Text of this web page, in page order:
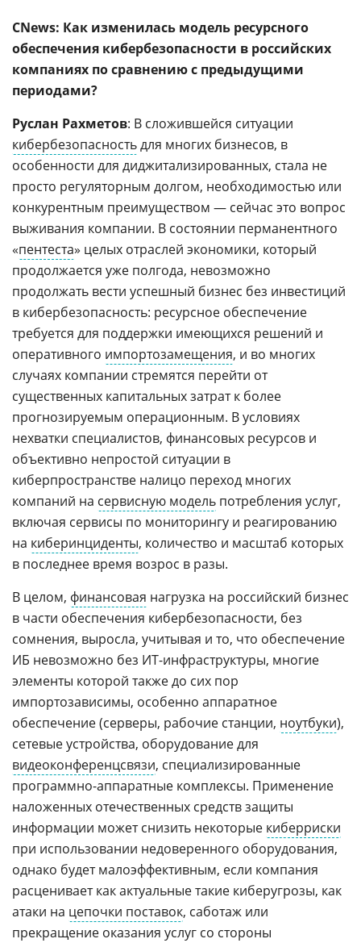
CNews: Как изменилась модель ресурсного
обеспечения кибербезопасности в российских
компаниях по сравнению с предыдущими
периодами?
Руслан Рахметов: В сложившейся ситуации
кибербезопасностьдля многих бизнесов, в
особенности для диджитализированных, стала не
просто регуляторным долгом, необходимостью или
конкурентным преимуществом — сейчас это вопрос
выживания компании. В состоянии перманентного
«пентеста» целых отраслей экономики, который
продолжается уже полгода, невозможно
продолжать вести успешный бизнес без инвестиций
в кибербезопасность: ресурсное обеспечение
требуется для поддержки имеющихся решений и
оперативного импортозамещения, и во многих
случаях компании стремятся перейти от
существенных капитальных затрат к более
прогнозируемым операционным. В условиях
нехватки специалистов, финансовых ресурсов и
объективно непростой ситуации в
киберпространстве налицо переход многих
компаний на сервисную модель потребления услуг,
включая сервисы по мониторингу и реагированию
на киберинциденты, количество и масштаб которых
в последнее время возрос в разы.
В целом, финансовая нагрузка на российский бизнес
в части обеспечения кибербезопасности, без
сомнения, выросла, учитывая и то, что обеспечение
ИБ невозможно без ИТ-инфраструктуры, многие
элементы которой также до сих пор
импортозависимы, особенно аппаратное
обеспечение (серверы, рабочие станции, ноутбуки),
сетевые устройства, оборудование для
видеоконференцсвязи, специализированные
программно-аппаратные комплексы. Применение
наложенных отечественных средств защиты
информации может снизить некоторые киберриски
при использовании недоверенного оборудования,
однако будет малоэффективным, если компания
расценивает как актуальные такие киберугрозы, как
атаки на цепочки поставок, саботаж или
прекращение оказания услуг со стороны